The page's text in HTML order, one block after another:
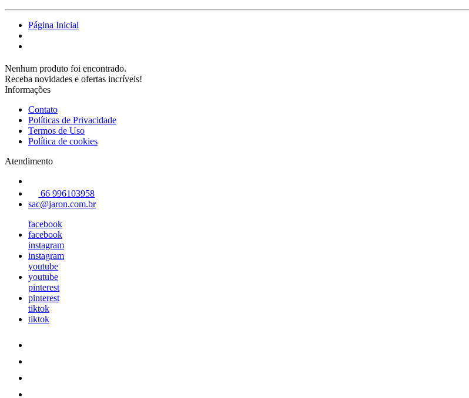
Página Inicial
Nenhum produto foi encontrado.
Receba novidades e ofertas incríveis!
Informações
Contato
Políticas de Privacidade
Termos de Uso
Política de cookies
Atendimento
66 996103958
sac@jaron.com.br
facebook
facebook
instagram
instagram
youtube
youtube
pinterest
pinterest
tiktok
tiktok